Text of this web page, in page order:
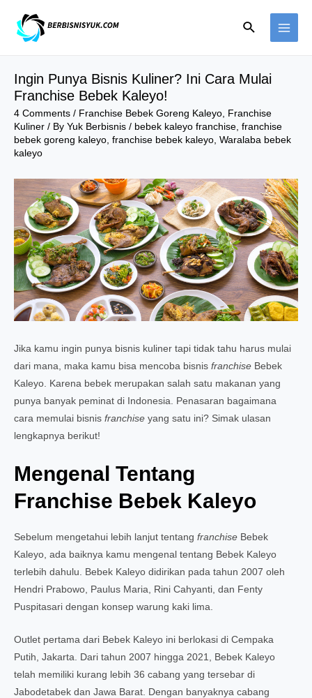
content
Search
Ingin Punya Bisnis Kuliner? Ini Cara Mulai
Franchise Bebek Kaleyo!
4 Comments / Franchise Bebek Goreng Kaleyo Franchise
Kuliner / By Yuk Berbisnis / bebek kaleyo franchise franchise
bebek goreng kaleyo franchise bebek kaleyo Waralaba bebek
kaleyo
Jika kamu ingin punya bisnis kuliner tapi tidak tahu harus mulai
dari mana, maka kamu bisa mencoba bisnis franchise Bebek
Kaleyo. Karena bebek merupakan salah satu makanan yang
punya banyak peminat di Indonesia. Penasaran bagaimana
cara memulai bisnis franchise yang satu ini? Simak ulasan
lengkapnya berikut!
Mengenal Tentang
Franchise Bebek Kaleyo
Sebelum mengetahui lebih lanjut tentang franchise Bebek
Kaleyo, ada baiknya kamu mengenal tentang Bebek Kaleyo
terlebih dahulu. Bebek Kaleyo didirikan pada tahun 2007 oleh
Hendri Prabowo, Paulus Maria, Rini Cahyanti, dan Fenty
Puspitasari dengan konsep warung kaki lima.
Outlet pertama dari Bebek Kaleyo ini berlokasi di Cempaka
Putih, Jakarta. Dari tahun 2007 hingga 2021, Bebek Kaleyo
telah memiliki kurang lebih 36 cabang yang tersebar di
Jabodetabek dan Jawa Barat. Dengan banyaknya cabang